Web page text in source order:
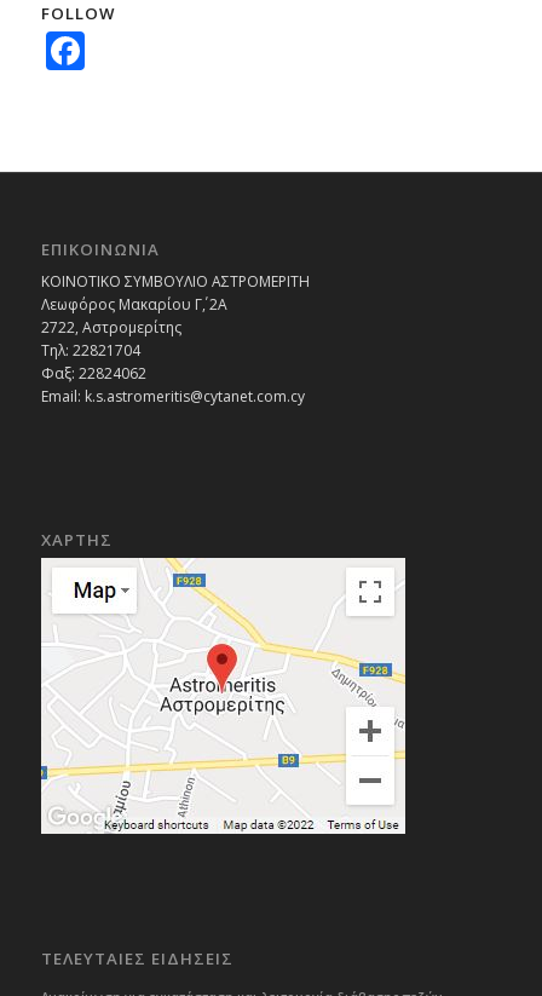
FOLLOW
Facebook
ΕΠΙΚΟΙΝΩΝΙΑ
ΚΟΙΝΟΤΙΚΟ ΣΥΜΒΟΥΛΙΟ ΑΣΤΡΟΜΕΡΙΤΗ
Λεωφόρος Μακαρίου Γ΄, 2Α
2722, Αστρομερίτης
Τηλ: 22821704
Φαξ: 22824062
Email: k.s.astromeritis@cytanet.com.cy
ΧΑΡΤΗΣ
ΤΕΛΕΥΤΑΙΕΣ ΕΙΔΗΣΕΙΣ